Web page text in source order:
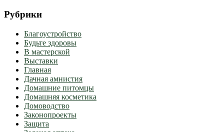
Рубрики
Благоустройство
Будьте здоровы
В мастерской
Выставки
Главная
Дачная амнистия
Домашние питомцы
Домашняя косметика
Домоводство
Законопроекты
Защита